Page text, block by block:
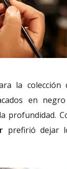
la colección
en
profundidad.
prefirió dejar